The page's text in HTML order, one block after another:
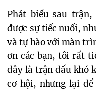
Phát biểu sau trận,
được sự tiếc nuối,
và tự hào với màn
ơn các bạn, tôi rất
đây là trận đấu khó
cơ hội, nhưng lại